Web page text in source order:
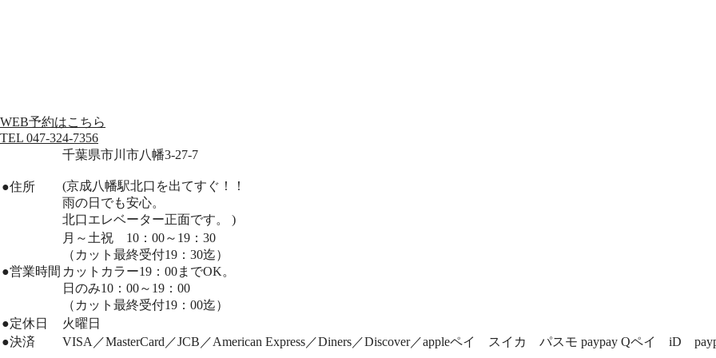
WEB予約はこちら
TEL 047-324-7356
●住所
千葉県市川市八幡3-27-7
(京成八幡駅北口を出てすぐ！！
雨の日でも安心。
北口エレベーター正面です。 )
●営業時間
月～土祝 10：00～19：30
（カット最終受付19：30迄）
カットカラー19：00までOK。
日のみ10：00～19：00
（カット最終受付19：00迄）
●定休日
火曜日
●決済 VISA／MasterCard／JCB／American Express／Diners／Discover／appleペイ スイカ パスモ paypay Qペイ iD